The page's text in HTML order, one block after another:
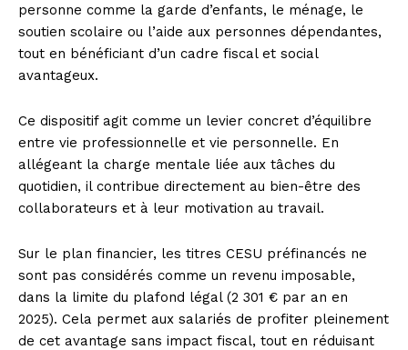
personne comme la garde d’enfants, le ménage, le
soutien scolaire ou l’aide aux personnes dépendantes,
tout en bénéficiant d’un cadre fiscal et social
avantageux.
Ce dispositif agit comme un levier concret d’équilibre
entre vie professionnelle et vie personnelle. En
allégeant la charge mentale liée aux tâches du
quotidien, il contribue directement au bien-être des
collaborateurs et à leur motivation au travail.
Sur le plan financier, les titres CESU préfinancés ne
sont pas considérés comme un revenu imposable,
dans la limite du plafond légal (2 301 € par an en
2025). Cela permet aux salariés de profiter pleinement
de cet avantage sans impact fiscal, tout en réduisant